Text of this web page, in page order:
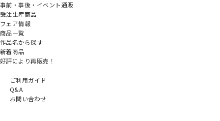
事前・事後・イベント通販
受注生産商品
フェア情報
商品一覧
作品名から探す
新着商品
好評により再販売！
ご利用ガイド
Q&A
お問い合わせ